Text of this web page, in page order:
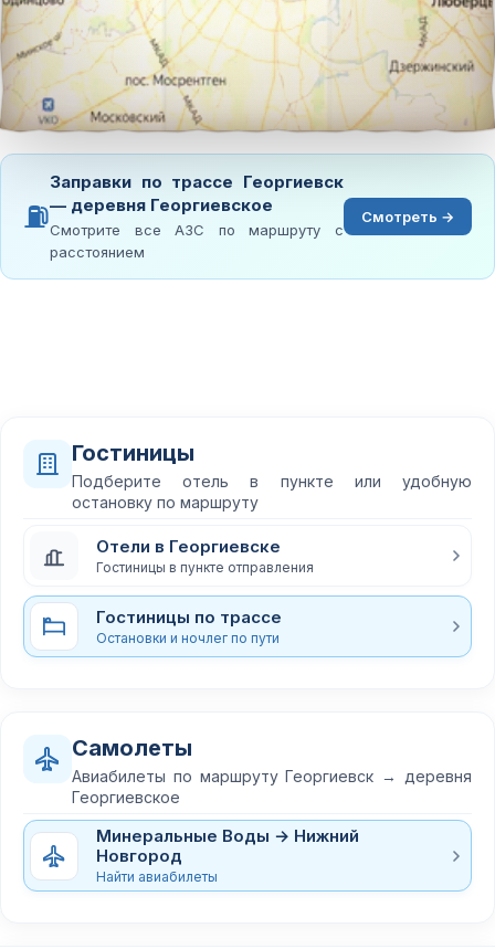
⛽
Заправки по трассе Георгиевск
— деревня Георгиевское
Смотрите все АЗС по маршруту с
расстоянием
Смотреть →
Гостиницы
Подберите отель в пункте или удобную
остановку по маршруту
Отели в Георгиевске
Гостиницы в пункте отправления
Гостиницы по трассе
Остановки и ночлег по пути
Самолеты
Авиабилеты по маршруту Георгиевск → деревня
Георгиевское
Минеральные Воды → Нижний
Новгород
Найти авиабилеты